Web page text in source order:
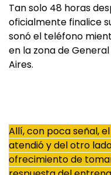
Tan solo 48 horas
oficialmente finalice
sonó el teléfono
en la zona de
Aires.
Allí, con poca señal,
atendió y del otro
ofrecimiento de